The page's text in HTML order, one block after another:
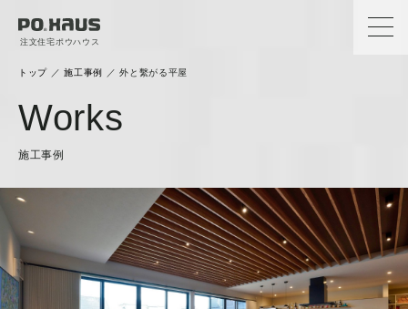
注文住宅ポウハウス
トップ ／施工事例 ／外と繫がる平屋
Works
施工事例